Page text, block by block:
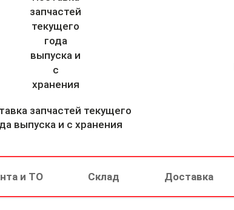
запчастей текущего
выпуска и с хранения
и ТО Склад Доставка